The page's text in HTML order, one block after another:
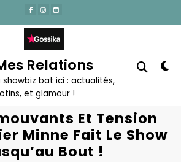
Relations
bat ici : actualités,
et glamour !
Et Tension
Minne Fait Le Show
Bout !